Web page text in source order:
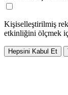
Kişiselleştirilmiş
etkinliğini ölçmek
Hepsini Kabul Et